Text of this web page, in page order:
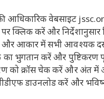
आधिकारिक वेबसाइट
क्लिक करें और निर्देशानुसार
और आकार में सभी आवश्यक
भुगतान करें और पुष्टिकरण
को क्रॉस चेक करें और अंत में
डाउनलोड करें और